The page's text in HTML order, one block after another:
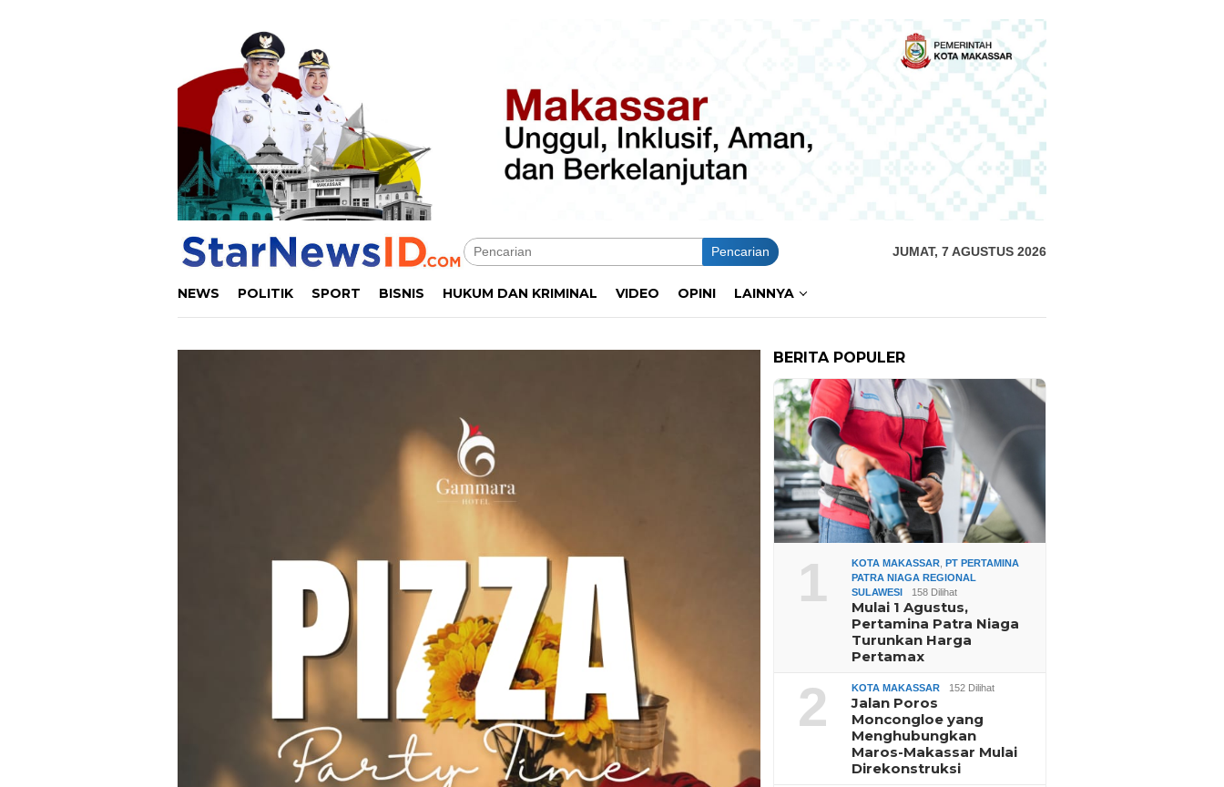
Pencarian JUMAT, 7 AGUSTUS 2026
NEWS POLITIK SPORT BISNIS HUKUM DAN KRIMINAL VIDEO OPINI LAINNYA
BERITA POPULER
1 KOTA MAKASSAR ,PT PERTAMINA
PATRA NIAGA REGIONAL
SULAWESI
158 Dilihat
Mulai 1 Agustus,
Pertamina Patra Niaga
Turunkan Harga
Pertamax
2 KOTA MAKASSAR 152 Dilihat
Jalan Poros
Moncongloe yang
Menghubungkan
Maros-Makassar Mulai
Direkonstruksi